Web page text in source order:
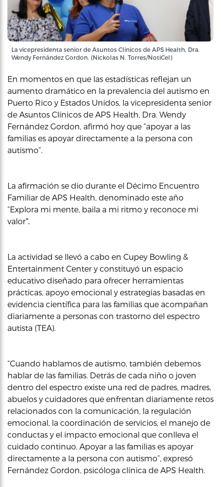
La vicepresidenta senior de Asuntos Clínicos de APS Health, Dra.
Wendy Fernández Gordon. (Nickolas N. Torres/NotiCel)
En momentos en que las estadísticas reflejan un
aumento dramático en la prevalencia del autismo en
Puerto Rico y Estados Unidos, la vicepresidenta senior
de Asuntos Clínicos de APS Health, Dra. Wendy
Fernández Gordon, afirmó hoy que “apoyar a las
familias es apoyar directamente a la persona con
autismo”.
La afirmación se dio durante el Décimo Encuentro
Familiar de APS Health, denominado este año
“Explora mi mente, baila a mi ritmo y reconoce mi
valor”.
La actividad se llevó a cabo en Cupey Bowling &
Entertainment Center y constituyó un espacio
educativo diseñado para ofrecer herramientas
prácticas, apoyo emocional y estrategias basadas en
evidencia científica para las familias que acompañan
diariamente a personas con trastorno del espectro
autista (TEA).
“Cuando hablamos de autismo, también debemos
hablar de las familias. Detrás de cada niño o joven
dentro del espectro existe una red de padres, madres,
abuelos y cuidadores que enfrentan diariamente retos
relacionados con la comunicación, la regulación
emocional, la coordinación de servicios, el manejo de
conductas y el impacto emocional que conlleva el
cuidado continuo. Apoyar a las familias es apoyar
directamente a la persona con autismo”, expresó
Fernández Gordon, psicóloga clínica de APS Health.